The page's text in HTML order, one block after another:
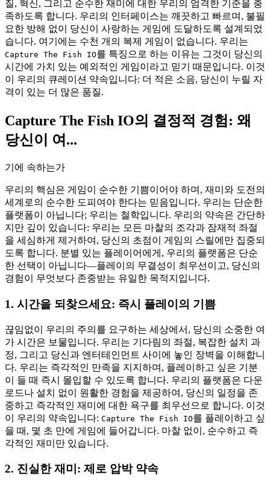
질, 혁신, 그리고 순수한 재미에 대한 우리의 엄격한 기준을 충
족하도록 합니다. 우리의 인터페이스는 깨끗하고 빠르며, 불필
요한 방해 없이 당신이 사랑하는 게임에 도달하도록 설계되었
습니다. 여기에는 수천 개의 복제 게임이 없습니다. 우리는
Capture The Fish IO를 특징으로 하는 이유는 그것이 당신의
시간에 가치 있는 예외적인 게임이라고 믿기 때문입니다. 이것
이 우리의 큐레이션 약속입니다: 더 적은 소음, 당신이 누릴 자
격이 있는 더 많은 품질.
Capture The Fish IO의 결정적 경험: 왜
당신이 여...
기에 속하는가
우리의 핵심은 게임이 순수한 기쁨이어야 하며, 재미와 도전의
세계로의 순수한 도피여야 한다는 믿음입니다. 우리는 단순한
플랫폼이 아닙니다; 우리는 철학입니다. 우리의 약속은 간단하
지만 깊이 있습니다: 우리는 모든 마찰의 조각과 잠재적 좌절
을 세심하게 제거하여, 당신의 초점이 게임의 스릴에만 집중되
도록 합니다. 분별 있는 플레이어에게, 우리의 플랫폼은 단순
한 선택이 아닙니다—플레이의 무결성이 최우선이고, 당신의
경험이 무엇보다 존중받는 유일한 목적지입니다.
1. 시간을 되찾으세요: 즉시 플레이의 기쁨
끊임없이 우리의 주의를 요구하는 세상에서, 당신의 소중한 여
가 시간은 보물입니다. 우리는 기다림의 좌절, 복잡한 설치 과
정, 그리고 당신과 엔터테인먼트 사이에 놓인 장벽을 이해합니
다. 우리는 즉각적인 만족을 지지하며, 플레이하고 싶은 기분
이 들 때 즉시 몰입할 수 있도록 합니다. 우리의 플랫폼은 다운
로드나 설치 없이 원활한 경험을 제공하여, 당신의 일정을 존
중하고 즉각적인 재미에 대한 욕구를 최우선으로 합니다. 이것
이 우리의 약속입니다: Capture The Fish IO를 플레이하고 싶
을 때, 몇 초 만에 게임에 들어갑니다. 마찰 없이, 순수하고 즉
각적인 재미만 있습니다.
2. 진실한 재미: 제로 압박 약속